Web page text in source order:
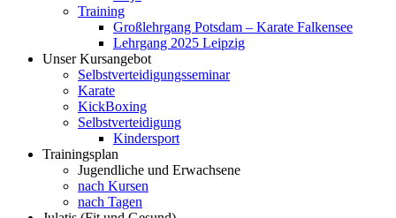
Training
Großlehrgang Potsdam – Karate Falkensee
Lehrgang 2025 Leipzig
Unser Kursangebot
Selbstverteidigungsseminar
Karate
KickBoxing
Selbstverteidigung
Kindersport
Trainingsplan
Jugendliche und Erwachsene
nach Kursen
nach Tagen